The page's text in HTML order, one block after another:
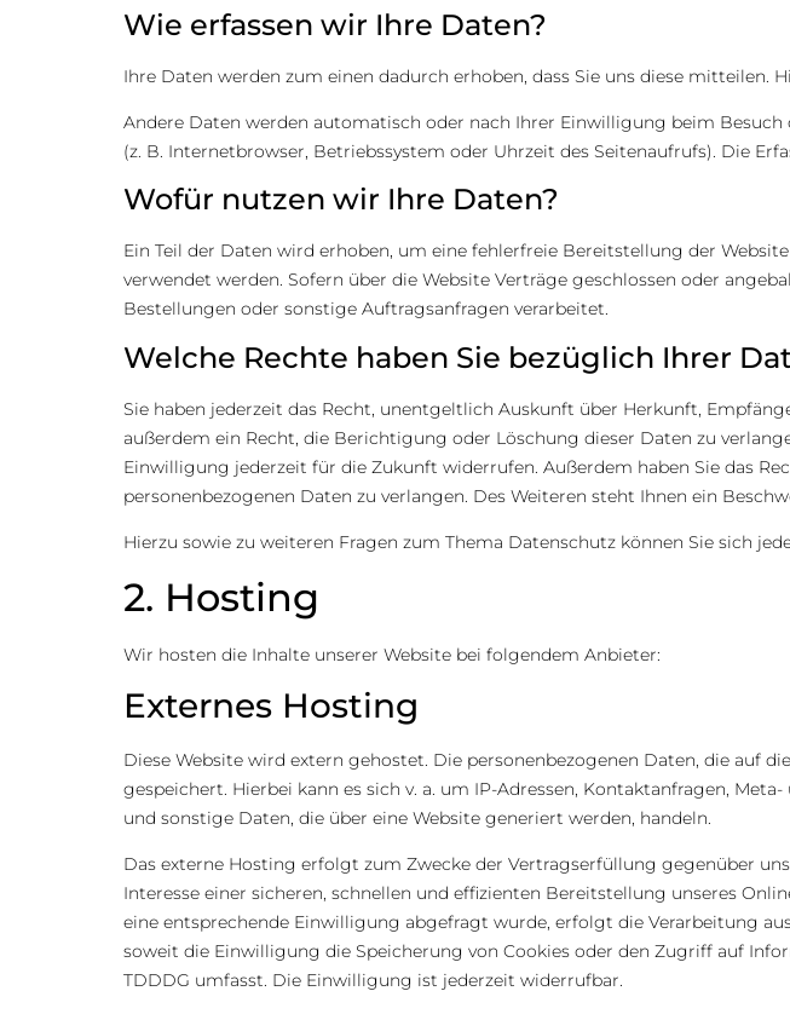
Wie erfassen wir Ihre Daten?
Ihre Daten werden zum einen dadurch erhoben, dass Sie uns diese mitteilen.
Andere Daten werden automatisch oder nach Ihrer Einwilligung beim
(z. B. Internetbrowser, Betriebssystem oder Uhrzeit des Seitenaufrufs). Die
Wofür nutzen wir Ihre Daten?
Ein Teil der Daten wird erhoben, um eine fehlerfreie Bereitstellung der
verwendet werden. Sofern über die Website Verträge geschlossen oder
Bestellungen oder sonstige Auftragsanfragen verarbeitet.
Welche Rechte haben Sie bezüglich Ihrer
Sie haben jederzeit das Recht, unentgeltlich Auskunft über Herkunft,
außerdem ein Recht, die Berichtigung oder Löschung dieser Daten zu
Einwilligung jederzeit für die Zukunft widerrufen. Außerdem haben Sie das
personenbezogenen Daten zu verlangen. Des Weiteren steht Ihnen ein
Hierzu sowie zu weiteren Fragen zum Thema Datenschutz können Sie sich
2. Hosting
Wir hosten die Inhalte unserer Website bei folgendem Anbieter:
Externes Hosting
Diese Website wird extern gehostet. Die personenbezogenen Daten, die auf
gespeichert. Hierbei kann es sich v. a. um IP-Adressen, Kontaktanfragen,
und sonstige Daten, die über eine Website generiert werden, handeln.
Das externe Hosting erfolgt zum Zwecke der Vertragserfüllung gegenüber
Interesse einer sicheren, schnellen und effizienten Bereitstellung unseres
eine entsprechende Einwilligung abgefragt wurde, erfolgt die Verarbeitung
soweit die Einwilligung die Speicherung von Cookies oder den Zugriff auf
TDDDG umfasst. Die Einwilligung ist jederzeit widerrufbar.